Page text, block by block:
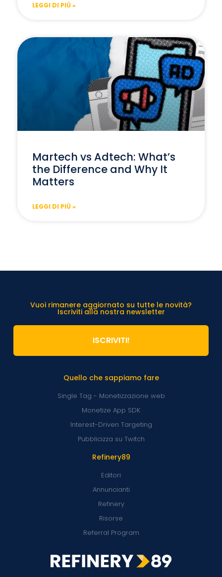
LEGGI DI PIÙ »
Martech vs Adtech: What’s
the Difference and Why It
Matters
LEGGI DI PIÙ »
Refinery89
Editori
Annuncianti
Refinery
Risorse
Referral Program
Quello che sappiamo fare
Single Tag - Monetizzazione web
Monetize App SDK
Interest-Driven Targeting
Pubblicizza su Twitch
Vuoi rimanere aggiornato su tutte le novità?
Iscriviti alla nostra newsletter
ISCRIVITI!